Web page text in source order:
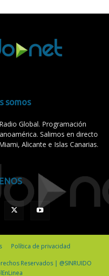
somos
Global. Programación
Salimos en directo
Alicante e Islas Canarias.
Política de privacidad
Reservados | @SINRUIDO